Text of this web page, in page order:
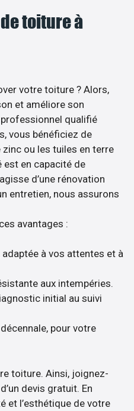
toiture à
votre toiture ? Alors,
et améliore son
qualifié
vous bénéficiez de
zinc ou les tuiles en terre
est en capacité de
d’une rénovation
entretien, nous assurons
avantages :
adaptée à vos attentes et à
aux intempéries.
initial au suivi
pour votre
toiture. Ainsi, joignez-
devis gratuit. En
et l’esthétique de votre